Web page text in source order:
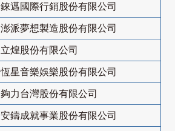
錸邁國際行銷股份有限公司
澎派夢想製造股份有限公司
立煌股份有限公司
恆星音樂娛樂股份有限公司
夠力台灣股份有限公司
安鑄成就事業股份有限公司